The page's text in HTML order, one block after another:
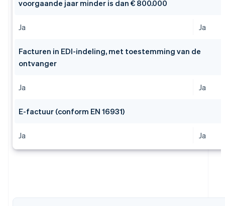
voorgaande jaar minder is dan € 800.000
Ja Ja
Facturen in EDI-indeling, met toestemming van de
ontvanger
Ja Ja
E-factuur (conform EN 16931)
Ja Ja